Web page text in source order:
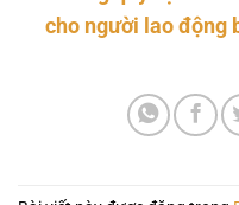
cho người lao động